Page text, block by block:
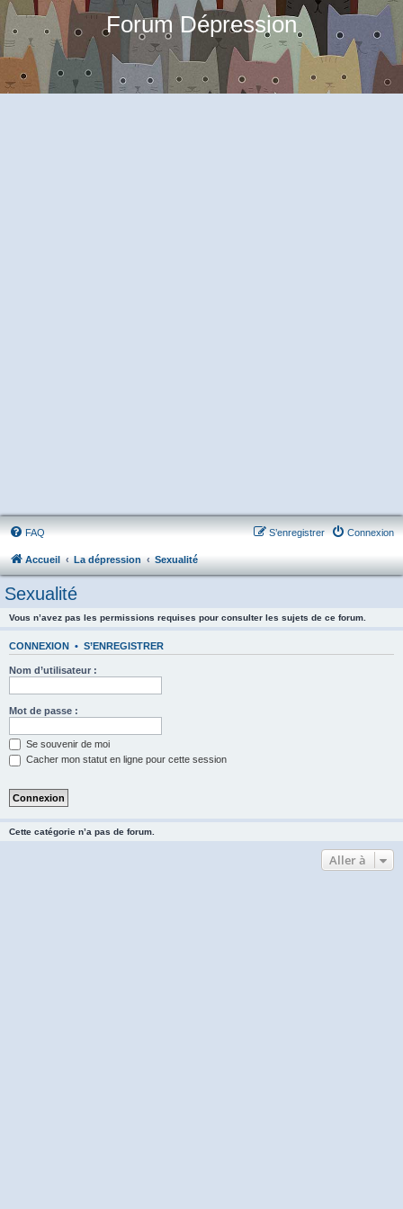
Forum Dépression
FAQ Connexion
S’enregistrer
Accueil La dépression Sexualité
Sexualité
Vous n’avez pas les permissions requises pour consulter les sujets de ce forum.
CONNEXION • S’ENREGISTRER
Nom d’utilisateur :
Mot de passe :
Se souvenir de moi
Cacher mon statut en ligne pour cette session
Cette catégorie n’a pas de forum.
Aller à